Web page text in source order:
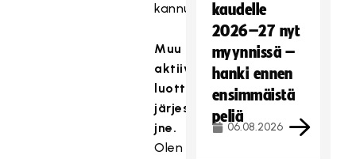
kannustajana.
Muu
aktiivisuus:
luottamustoimet,
järjestökokemus
jne.
Olen
kaudelle
2026–27 nyt
myynnissä –
hanki ennen
ensimmäistä
peliä
06.08.2026